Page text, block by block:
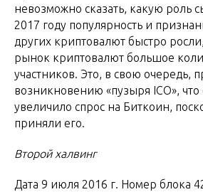
невозможно сказать, какую роль
2017 году популярность и
других криптовалют быстро
рынок криптовалют большое
участников. Это, в свою очередь,
возникновению «пузыря ICO»,
увеличило спрос на Биткоин,
приняли его.
Второй халвинг
Дата 9 июля 2016 г. Номер блока